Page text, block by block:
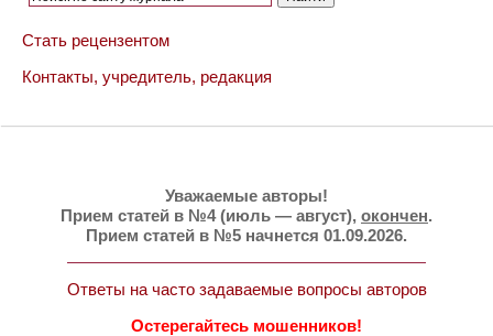
Стать рецензентом
Контакты, учредитель, редакция
Уважаемые авторы!
Прием статей в №4 (июль — август), окончен.
Прием статей в №5 начнется 01.09.2026.
Ответы на часто задаваемые вопросы авторов
Остерегайтесь мошенников!